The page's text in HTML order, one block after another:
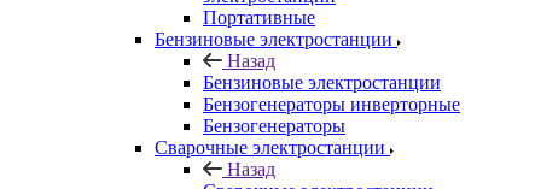
Портативные
Бензиновые электростанции
Назад
Бензиновые электростанции
Бензогенераторы инверторные
Бензогенераторы
Сварочные электростанции
Назад